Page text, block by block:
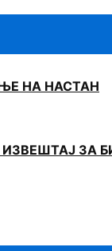
НА НАСТАН
ЗА